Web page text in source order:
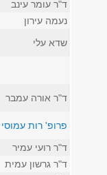
ד"ר עומר עינב
נעמה עירון
שדא עלי
ד"ר אורה עמבר
פרופ' רות עמוסי
ד"ר רועי עמיר
ד"ר גרשון עמית